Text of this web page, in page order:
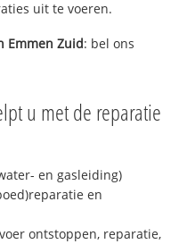
uit te voeren.
Emmen Zuid: bel ons
u met de reparatie
en gasleiding)
en
ontstoppen, reparatie,